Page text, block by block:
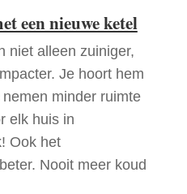
een nieuwe ketel
niet alleen zuiniger,
Je hoort hem
minder ruimte
elk huis in
Ook het
Nooit meer koud